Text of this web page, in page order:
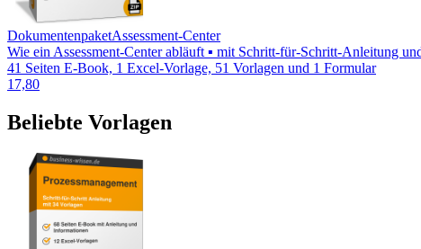
DokumentenpaketAssessment-Center
Wie ein Assessment-Center abläuft ▪ mit Schritt-für-Schritt-Anleitung
41 Seiten E-Book, 1 Excel-Vorlage, 51 Vorlagen und 1 Formular
17,80
Beliebte Vorlagen